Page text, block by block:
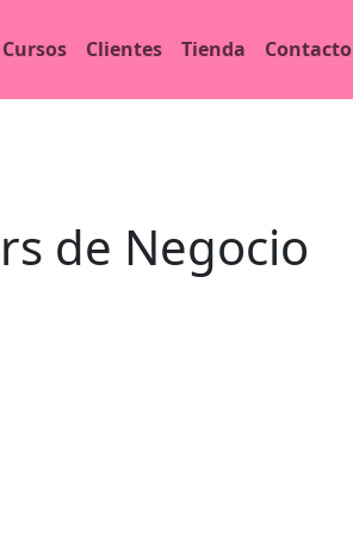
Cursos Clientes Tienda Contacto
de Negocio